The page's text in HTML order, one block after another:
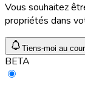
Vous souhaitez
propriétés dans
Tiens-moi au
BETA